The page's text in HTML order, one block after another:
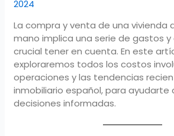
2024
La compra y venta de una vivienda
mano implica una serie de gastos
crucial tener en cuenta. En este
exploraremos todos los costos
operaciones y las tendencias
inmobiliario español, para ayudarte
decisiones informadas.